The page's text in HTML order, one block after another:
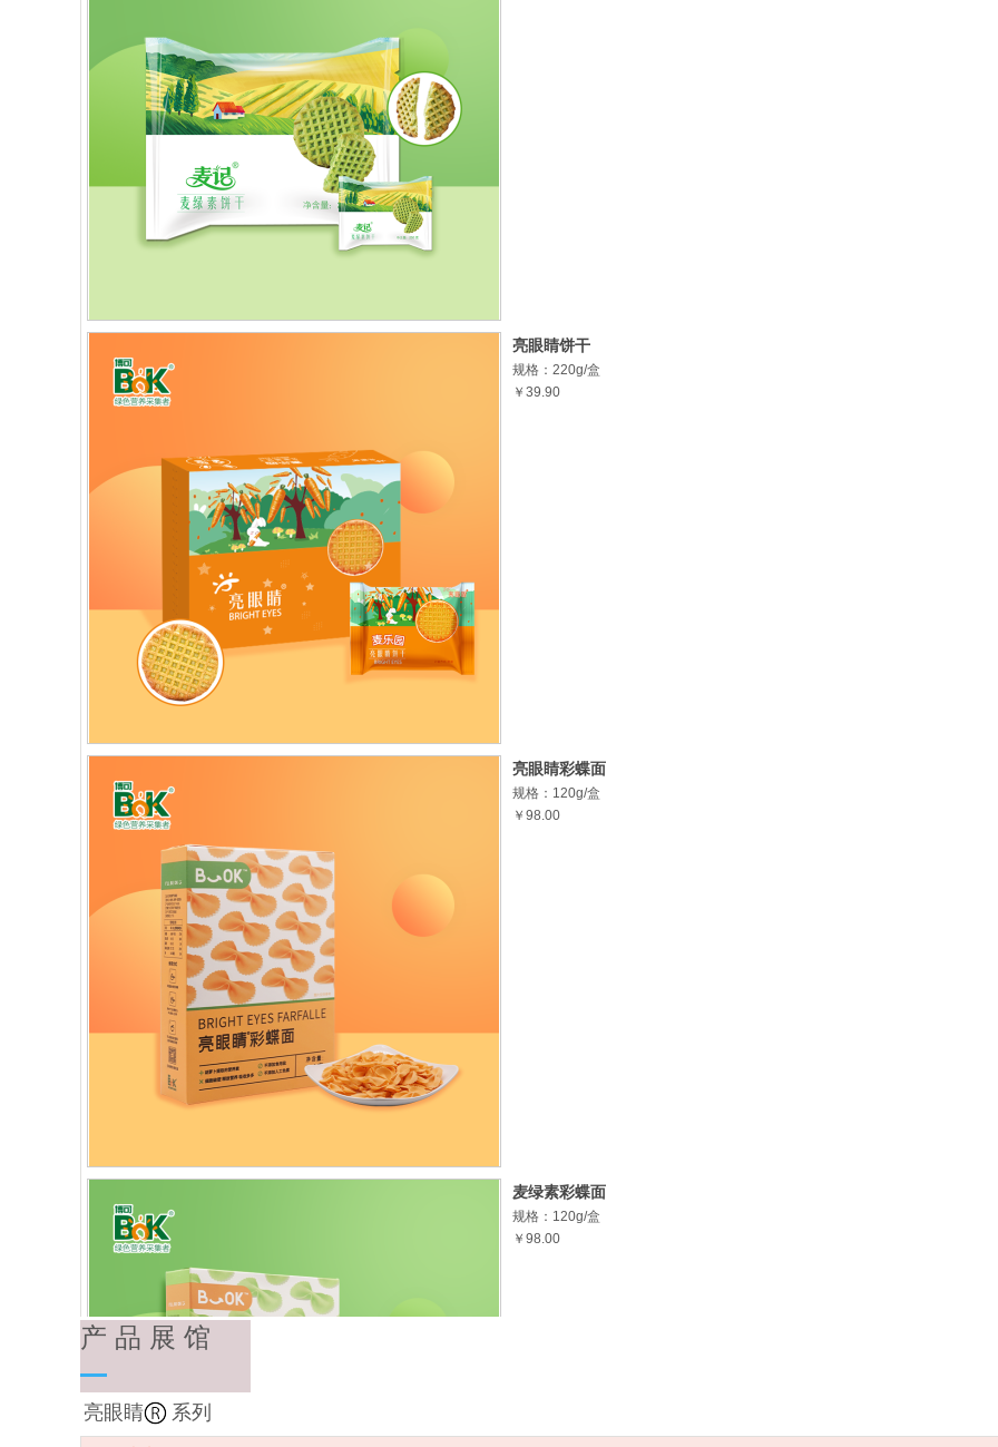
亮眼睛饼干
规格：220g/盒
￥39.90
亮眼睛彩蝶面
规格：120g/盒
￥98.00
麦绿素彩蝶面
规格：120g/盒
￥98.00
产 品 展 馆
亮眼睛 系列